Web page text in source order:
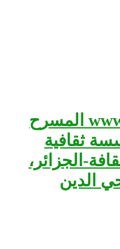
www.tna.dz المسرح
ثقافية
الجزائر،
الدين